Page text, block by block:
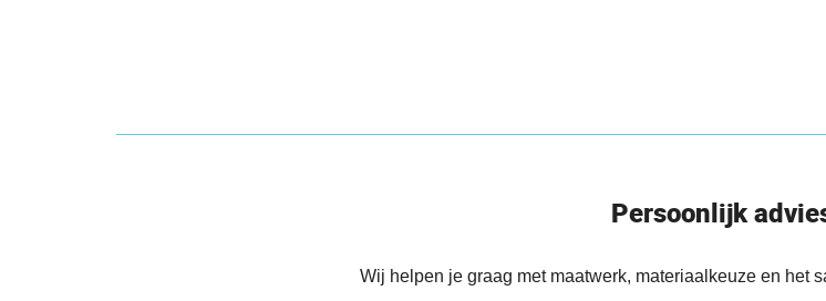
Persoonlijk
Wij helpen je graag met maatwerk, materiaalkeuze en het